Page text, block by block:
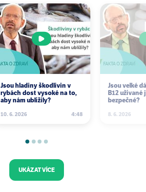
Jsou hladiny škodlivin v
rybách dost vysoké na to,
aby nám ublížily?
10. 6. 2026 4:48
Jsou velké
B12 užívané
bezpečné?
8. 6. 2026
UKÁZAT VÍCE